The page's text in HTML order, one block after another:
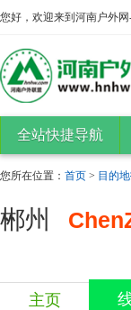
您好，欢迎来到河南户外
全站快捷导航
您所在位置： 首页 > 目的
郴州
主页